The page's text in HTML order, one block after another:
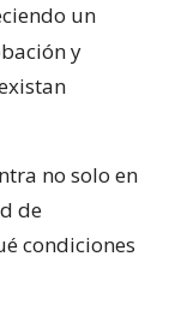
un
y
no solo en
de
condiciones